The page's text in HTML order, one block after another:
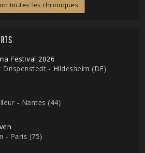
toutes les chroniques
Festival 2026
Drispenstedt - Hildesheim (DE)
- Nantes (44)
- Paris (75)